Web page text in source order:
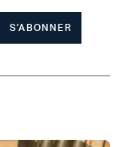
S'ABONNER